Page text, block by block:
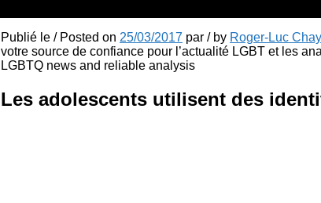
Publié le / Posted on 25/03/2017 par / by Roger-Luc
votre source de confiance pour l’actualité LGBT et les
LGBTQ news and reliable analysis
Les adolescents utilisent des